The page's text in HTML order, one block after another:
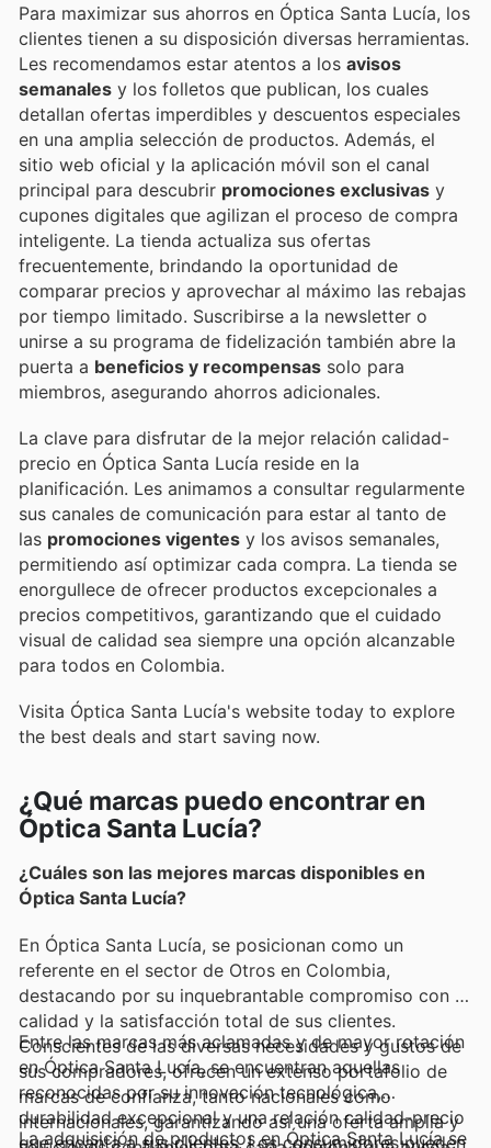
Para maximizar sus ahorros en Óptica Santa Lucía, los
clientes tienen a su disposición diversas herramientas.
Les recomendamos estar atentos a los avisos
semanales y los folletos que publican, los cuales
detallan ofertas imperdibles y descuentos especiales
en una amplia selección de productos. Además, el
sitio web oficial y la aplicación móvil son el canal
principal para descubrir promociones exclusivas y
cupones digitales que agilizan el proceso de compra
inteligente. La tienda actualiza sus ofertas
frecuentemente, brindando la oportunidad de
comparar precios y aprovechar al máximo las rebajas
por tiempo limitado. Suscribirse a la newsletter o
unirse a su programa de fidelización también abre la
puerta a beneficios y recompensas solo para
miembros, asegurando ahorros adicionales.
La clave para disfrutar de la mejor relación calidad-
precio en Óptica Santa Lucía reside en la
planificación. Les animamos a consultar regularmente
sus canales de comunicación para estar al tanto de
las promociones vigentes y los avisos semanales,
permitiendo así optimizar cada compra. La tienda se
enorgullece de ofrecer productos excepcionales a
precios competitivos, garantizando que el cuidado
visual de calidad sea siempre una opción alcanzable
para todos en Colombia.
Visita Óptica Santa Lucía's website today to explore
the best deals and start saving now.
¿Qué marcas puedo encontrar en
Óptica Santa Lucía?
¿Cuáles son las mejores marcas disponibles en
Óptica Santa Lucía?
En Óptica Santa Lucía, se posicionan como un
referente en el sector de Otros en Colombia,
destacando por su inquebrantable compromiso con la
calidad y la satisfacción total de sus clientes.
Conscientes de las diversas necesidades y gustos de
sus compradores, ofrecen un extenso portafolio de
marcas de confianza, tanto nacionales como
internacionales, garantizando así una oferta amplia y
Entre las marcas más aclamadas y de mayor rotación
en Óptica Santa Lucía, se encuentran aquellas
reconocidas por su innovación tecnológica,
durabilidad excepcional y una relación calidad-precio
que encanta a sus clientes. Los consumidores pueden
La adquisición de productos en Óptica Santa Lucía se